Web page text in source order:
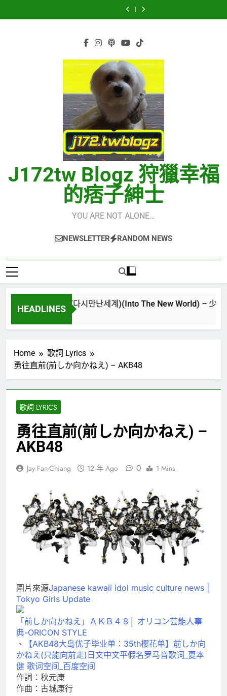
to
(다
시
난
세
계)
(Into
The
New
World)
–
少
女
時
代
(소
녀
시
대)
(Girls’
Generation)
SSERAFIM(르
Free
Models
Telegram
Integration
(다
난
세
계)
(Into
The
New
World)
–
少
女
時
代
(소
녀
시
대)
(Girls’
Generation)
SSERAFIM(르
Start
OpenRouter
Models
&
Telegram
Integration
田
J172tw Blogz 狩獵幸福
的痞子紳士
YOU ARE NOT ALONE…
NEWSLETTER RANDOM NEWS
HEADLINES
再次重逢的世界(다시만난세계)(Into The New World) – 少女時
Home
歌詞 Lyrics
勇往直前(前しか向かねえ) – AKB48
歌詞 LYRICS
勇往直前(前しか向かねえ) –
AKB48
Jay Fan-Chiang 12 年 Ago 0 1 Mins
圖片來源Japanese kawaii idol music culture news |
Tokyo Girls Update
「前しか向かねえ」ＡＫＢ４８│ オリコン芸能人事
典-ORICON STYLE
、
【AKB48大岛优子毕业单：35th樱花单】前しか向
かねえ(只能向前走)日文中文平假名罗马音歌词_夏本
健 歌词空间_百度空间
作詞：秋元康
作曲：古城康行